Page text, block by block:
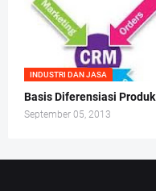
INDUSTRI DAN JASA
Basis Diferensiasi Produk
September 05, 2013